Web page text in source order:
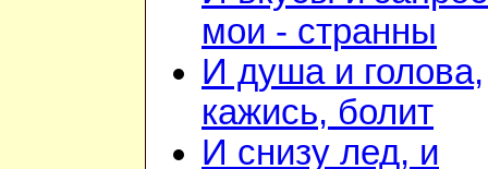
мои - странны
И душа и голова,
кажись, болит
И снизу лед, и